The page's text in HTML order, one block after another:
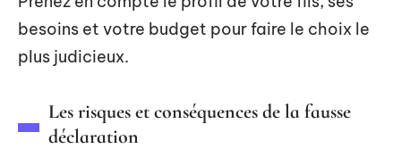
besoins et votre budget pour faire le choix le
plus judicieux.
Les risques et conséquences de la fausse
déclaration